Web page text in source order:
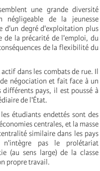
une grande diversité
négligeable de la jeunesse
d'un degré d'exploitation plus
de la précarité de l'emploi, du
de la flexibilité du
dans les combats de rue. Il
négociation et fait face à un
pays, il est poussé à
de l'État.
étudiants endettés sont des
centrales, et la masse
similaire dans les pays
n'intègre pas le prolétariat
(au sens large) de la classe
propre travail.